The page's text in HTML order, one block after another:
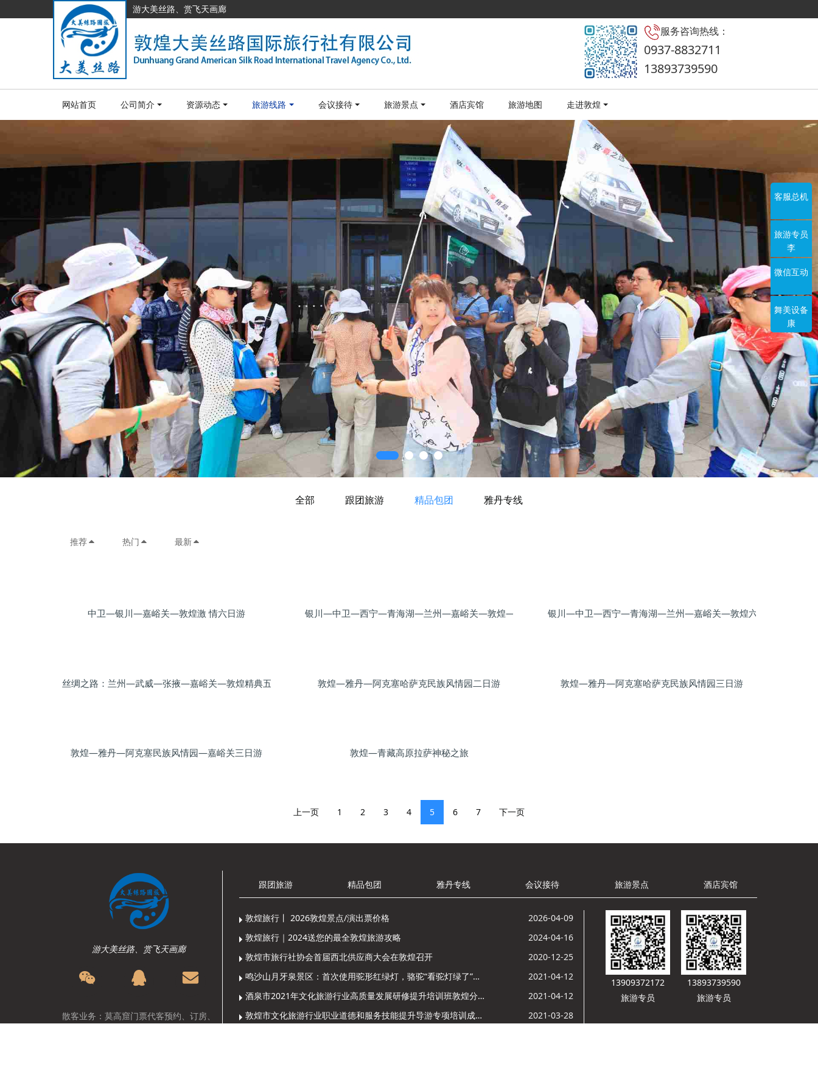
游大美丝路、赏飞天画廊
服务咨询热线：
0937-8832711
13893739590
网站首页 公司简介 资源动态 旅游线路 会议接待 旅游景点 酒店宾馆 旅游地图 走进敦煌
全部 跟团旅游 精品包团 雅丹专线
推荐 热门 最新
中卫—银川—嘉峪关—敦煌激 情六日游 银川—中卫—西宁—青海湖—兰州—嘉峪关—敦煌—雅丹魔鬼城七日游银川—中卫—西宁—青海湖—兰州—嘉峪关—敦煌六日游
丝绸之路：兰州—武威—张掖—嘉峪关—敦煌精典五日游 敦煌—雅丹—阿克塞哈萨克民族风情园二日游 敦煌—雅丹—阿克塞哈萨克民族风情园三日游
敦煌—雅丹—阿克塞民族风情园—嘉峪关三日游 敦煌—青藏高原拉萨神秘之旅
上一页 1 2 3 4 5 6 7 下一页
游大美丝路、赏飞天画廊
散客业务：莫高窟门票代客预约、订房、
跟团旅游 精品包团 雅丹专线 会议接待 旅游景点 酒店宾馆
敦煌旅行丨 2026敦煌景点/演出票价格
2026-04-09
敦煌旅行｜2024送您的最全敦煌旅游攻略
2024-04-16
敦煌市旅行社协会首届西北供应商大会在敦煌召开
2020-12-25
鸣沙山月牙泉景区：首次使用驼形红绿灯，骆驼“看驼灯绿了”走起来
2021-04-12
酒泉市2021年文化旅游行业高质量发展研修提升培训班敦煌分训点开班
2021-04-12
敦煌市文化旅游行业职业道德和服务技能提升导游专项培训成功举办
2021-03-28
13909372172
旅游专员
13893739590
旅游专员
客服总机
旅游专员
李
微信互动
舞美设备
康